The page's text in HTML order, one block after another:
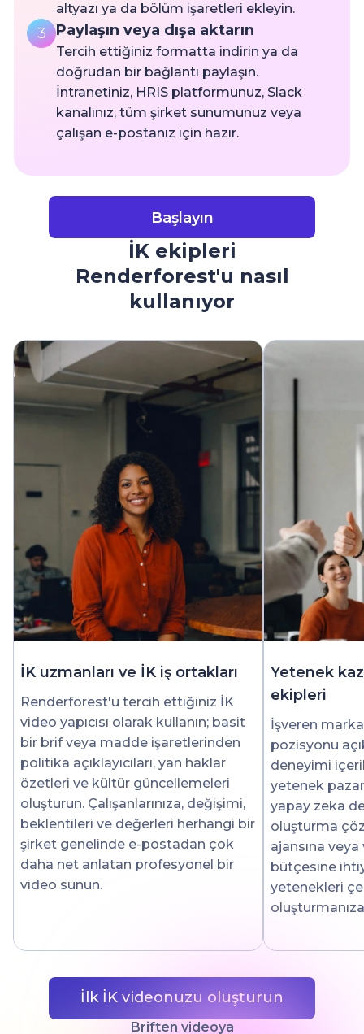
altyazı ya da bölüm işaretleri ekleyin.
3 Paylaşın veya dışa aktarın
Tercih ettiğiniz formatta indirin ya da
doğrudan bir bağlantı paylaşın.
İntranetiniz, HRIS platformunuz, Slack
kanalınız, tüm şirket sunumunuz veya
çalışan e-postanız için hazır.
Başlayın
İK ekipleri
Renderforest'u nasıl
kullanıyor
İK uzmanları ve İK iş ortakları
Renderforest'u tercih ettiğiniz İK
video yapıcısı olarak kullanın; basit
bir brif veya madde işaretlerinden
politika açıklayıcıları, yan haklar
özetleri ve kültür güncellemeleri
oluşturun. Çalışanlarınıza, değişimi,
beklentileri ve değerleri herhangi bir
şirket genelinde e-postadan çok
daha net anlatan profesyonel bir
video sunun.
Yetenek
ekipleri
İşveren
pozisyonu
deneyimi
yetenek
yapay zeka
oluşturma
ajansına
bütçesine
yetenekleri
İlk İK videonuzu oluşturun
Briften videoya